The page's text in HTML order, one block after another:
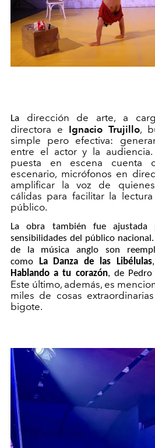
La
dirección de arte, a
directora e Ignacio Trujillo,
simple pero efectiva:
entre el actor y la
puesta en escena cuenta
escenario, micrófonos en
amplificar la voz de
cálidas para facilitar la
público.
La obra también fue ajustada
sensibilidades del público
de la música anglo son
como
La Danza de las Libélulas
Hablando a tu corazón, de Pedro
Este último, además, es
miles de cosas
bigote.